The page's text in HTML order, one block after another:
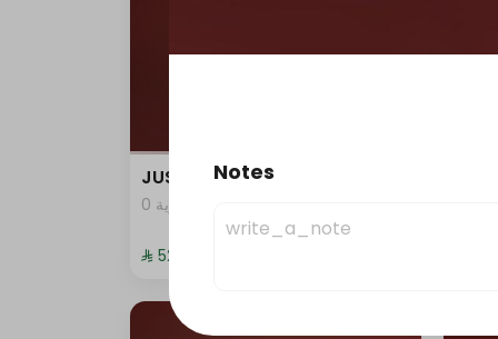
JUST DUNK IT PEPPERONI
0 سعرة حرارية
⁨⁦‪‬ 52⁩
Notes